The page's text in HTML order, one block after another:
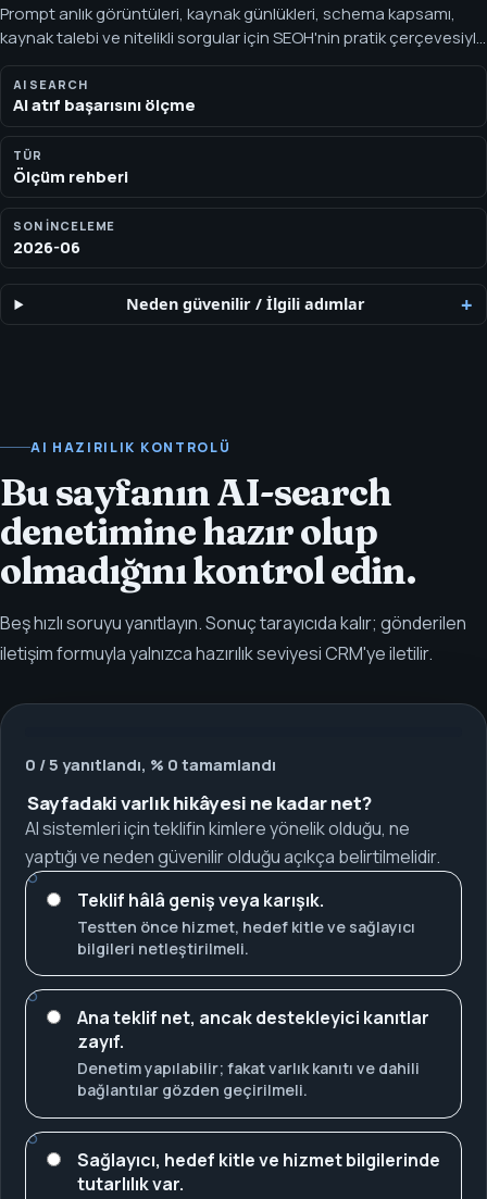
Prompt anlık görüntüleri, kaynak günlükleri, schema kapsamı,
kaynak talebi ve nitelikli sorgular için SEOH'nin pratik çerçevesiyle
AI atıf başarısını ölçün. AI atıf başarısı, tekrarlanabilir prompt anlık
görüntüleri, kaynak görünürlüğü, sahip olunan sayfa hazırlığı, atıf
kalitesi ve nitelikli sorgular gibi ticari sinyallerle ölçülür.
AI SEARCH
AI atıf başarısını ölçme
TÜR
Ölçüm rehberi
SON INCELEME
2026-06
Neden güvenilir /İlgili adımlar
AI HAZIRILIK KONTROLÜ
Bu sayfanın AI-search
denetimine hazır olup
olmadığını kontrol edin.
Beş hızlı soruyu yanıtlayın. Sonuç tarayıcıda kalır; gönderilen
iletişim formuyla yalnızca hazırılık seviyesi CRM'ye iletilir.
0 / 5 yanıtlandı, % 0 tamamlandı
Sayfadaki varlık hikâyesi ne kadar net?
AI sistemleri için teklifin kimlere yönelik olduğu, ne
yaptığı ve neden güvenilir olduğu açıkça belirtilmelidir.
Teklif hâlâ geniş veya karışık.
Testten önce hizmet, hedef kitle ve sağlayıcı
bilgileri netleştirilmeli.
Ana teklif net, ancak destekleyici kanıtlar
zayıf.
Denetim yapılabilir; fakat varlık kanıtı ve dahili
bağlantılar gözden geçirilmeli.
Sağlayıcı, hedef kitle ve hizmet bilgilerinde
tutarlılık var.